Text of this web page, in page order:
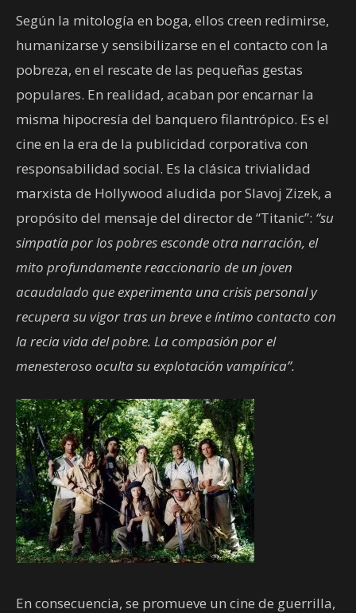
Según la mitología en boga, ellos creen redimirse,
humanizarse y sensibilizarse en el contacto con la
pobreza, en el rescate de las pequeñas gestas
populares. En realidad, acaban por encarnar la
misma hipocresía del banquero filantrópico. Es el
cine en la era de la publicidad corporativa con
responsabilidad social. Es la clásica trivialidad
marxista de Hollywood aludida por Slavoj Zizek, a
propósito del mensaje del director de “Titanic”: “su
simpatía por los pobres esconde otra narración, el
mito profundamente reaccionario de un joven
acaudalado que experimenta una crisis personal y
recupera su vigor tras un breve e íntimo contacto con
la recia vida del pobre. La compasión por el
menesteroso oculta su explotación vampírica”.
En consecuencia, se promueve un cine de guerrilla,